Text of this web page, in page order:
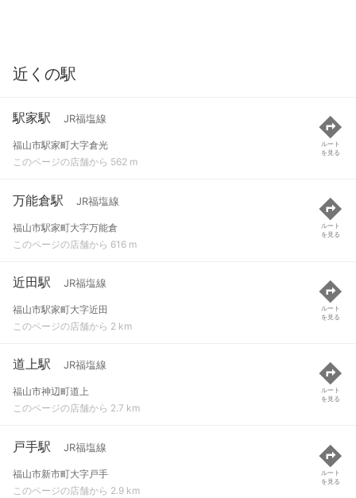
近くの駅
駅家駅 JR福塩線
福山市駅家町大字倉光
このページの店舗から 562 m
ルート
を見る
万能倉駅 JR福塩線
福山市駅家町大字万能倉
このページの店舗から 616 m
ルート
を見る
近田駅 JR福塩線
福山市駅家町大字近田
このページの店舗から 2 km
ルート
を見る
道上駅 JR福塩線
福山市神辺町道上
このページの店舗から 2.7 km
ルート
を見る
戸手駅 JR福塩線
福山市新市町大字戸手
このページの店舗から 2.9 km
ルート
を見る